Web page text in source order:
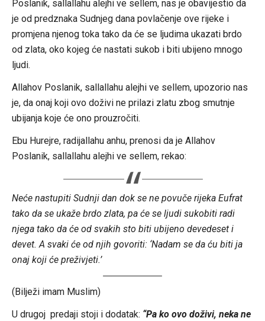
Poslanik, sallallahu alejhi ve sellem, nas je obavijestio da
je od predznaka Sudnjeg dana povlačenje ove rijeke i
promjena njenog toka tako da će se ljudima ukazati brdo
od zlata, oko kojeg će nastati sukob i biti ubijeno mnogo
ljudi.
Allahov Poslanik, sallallahu alejhi ve sellem, upozorio nas
je, da onaj koji ovo doživi ne prilazi zlatu zbog smutnje
ubijanja koje će ono prouzročiti.
Ebu Hurejre, radijallahu anhu, prenosi da je Allahov
Poslanik, sallallahu alejhi ve sellem, rekao:
Neće nastupiti Sudnji dan dok se ne povuče rijeka Eufrat
tako da se ukaže brdo zlata, pa će se ljudi sukobiti radi
njega tako da će od svakih sto biti ubijeno devedeset i
devet. A svaki će od njih govoriti: ‘Nadam se da ću biti ja
onaj koji će preživjeti.’
(Bilježi imam Muslim)
U drugoj predaji stoji i dodatak: “Pa ko ovo doživi, neka ne